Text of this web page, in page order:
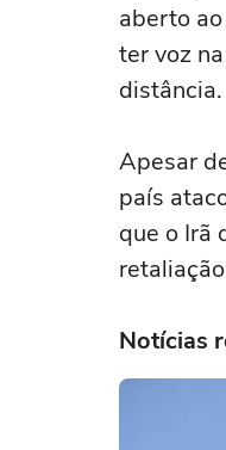
aberto
ter voz
distância.
Apesar
país
que o Irã
Notícias